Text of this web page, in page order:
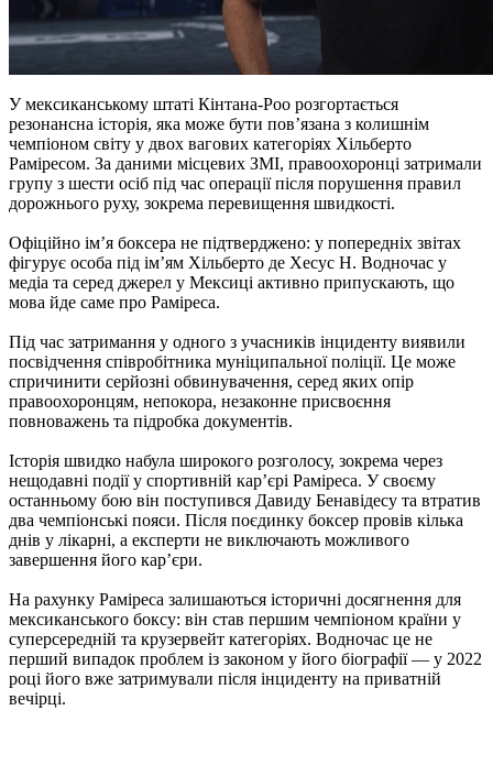
У мексиканському штаті Кінтана-Роо розгортається
резонансна історія, яка може бути пов’язана з колишнім
чемпіоном світу у двох вагових категоріях Хільберто
Раміресом. За даними місцевих ЗМІ, правоохоронці затримали
групу з шести осіб під час операції після порушення правил
дорожнього руху, зокрема перевищення швидкості.
Офіційно ім’я боксера не підтверджено: у попередніх звітах
фігурує особа під ім’ям Хільберто де Хесус Н. Водночас у
медіа та серед джерел у Мексиці активно припускають, що
мова йде саме про Раміреса.
Під час затримання у одного з учасників інциденту виявили
посвідчення співробітника муніципальної поліції. Це може
спричинити серйозні обвинувачення, серед яких опір
правоохоронцям, непокора, незаконне присвоєння
повноважень та підробка документів.
Історія швидко набула широкого розголосу, зокрема через
нещодавні події у спортивній кар’єрі Раміреса. У своєму
останньому бою він поступився Давиду Бенавідесу та втратив
два чемпіонські пояси. Після поєдинку боксер провів кілька
днів у лікарні, а експерти не виключають можливого
завершення його кар’єри.
На рахунку Раміреса залишаються історичні досягнення для
мексиканського боксу: він став першим чемпіоном країни у
суперсередній та крузервейт категоріях. Водночас це не
перший випадок проблем із законом у його біографії — у 2022
році його вже затримували після інциденту на приватній
вечірці.